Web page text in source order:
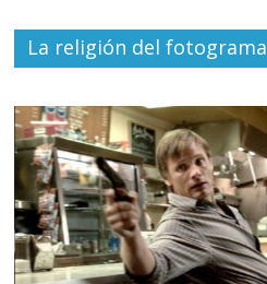
La religión del fotograma